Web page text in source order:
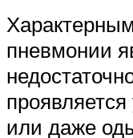
пневмонии
или даже